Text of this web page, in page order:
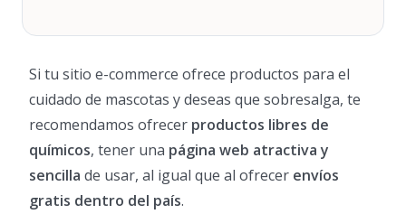
Si tu sitio e-commerce ofrece productos para el
cuidado de mascotas y deseas que sobresalga, te
recomendamos ofrecer productos libres de
químicos, tener una página web atractiva y
sencilla de usar, al igual que al ofrecer envíos
gratis dentro del país.